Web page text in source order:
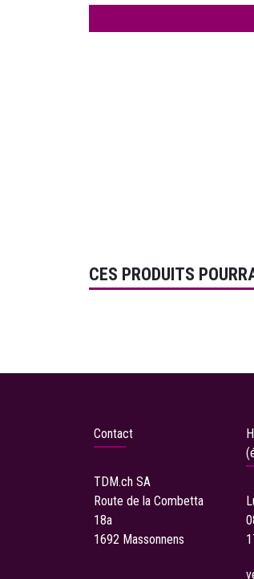
CES PRODUITS
Contact
TDM.ch SA
Route de la Combetta
18a
1692 Massonnens